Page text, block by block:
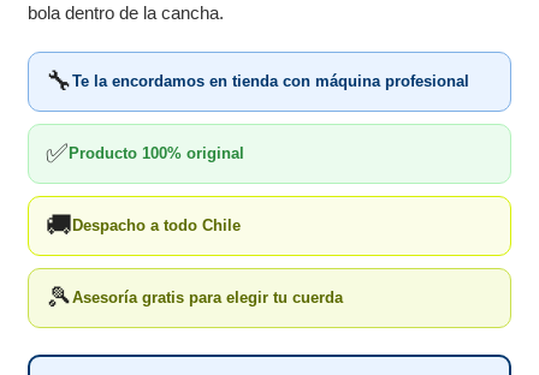
bola dentro de la cancha.
🔧Te la encordamos en tienda con máquina profesional
✅Producto 100% original
🚚Despacho a todo Chile
🎾Asesoría gratis para elegir tu cuerda